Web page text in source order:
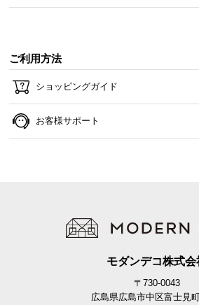
ご利用方法
ショッピングガイド
お客様サポート
モダンデコ株式会
〒730-0043
広島県広島市中区富士見